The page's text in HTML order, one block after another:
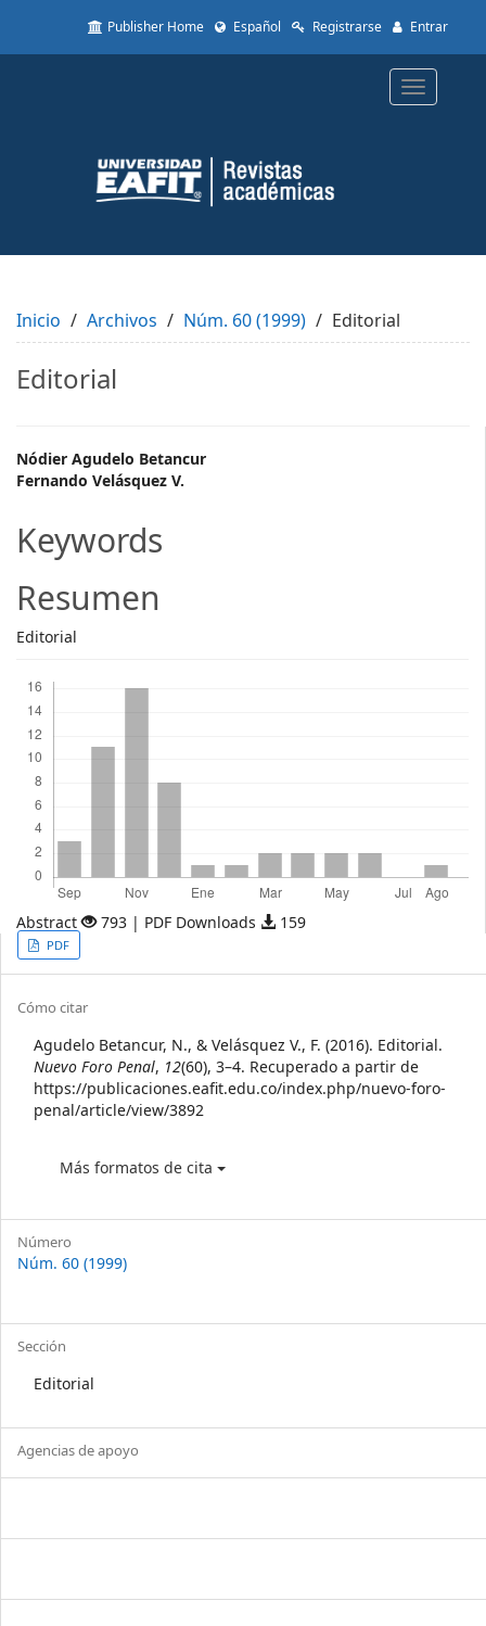
to
Content
Sidebar
Publisher Home Español Registrarse Entrar
Toggle
Inicio Archivos Núm. 60 (1999) Editorial
Editorial
Main
Article
Content
Nódier Agudelo Betancur
Fernando Velásquez V.
Keywords
Resumen
Editorial
Abstract 793 | PDF Downloads 159
Article
Sidebar
PDF
Article
Details
Cómo citar
Agudelo Betancur, N., & Velásquez V., F. (2016). Editorial.
Nuevo Foro Penal, 12(60), 3–4. Recuperado a partir de
https://publicaciones.eafit.edu.co/index.php/nuevo-foro-
penal/article/view/3892
Más formatos de cita
Número
Núm. 60 (1999)
Sección
Editorial
Agencias de apoyo